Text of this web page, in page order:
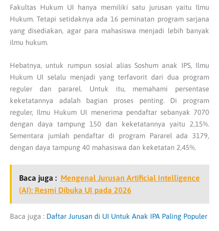
Fakultas Hukum UI hanya memiliki satu jurusan yaitu Ilmu
Hukum. Tetapi setidaknya ada 16 peminatan program sarjana
yang disediakan, agar para mahasiswa menjadi lebih banyak
ilmu hukum.
Hebatnya, untuk rumpun sosial alias Soshum anak IPS, Ilmu
Hukum UI selalu menjadi yang terfavorit dari dua program
reguler dan pararel. Untuk itu, memahami persentase
keketatannya adalah bagian proses penting. Di program
reguler, Ilmu Hukum UI menerima pendaftar sebanyak 7070
dengan daya tampung 150 dan keketatannya yaitu 2,15%.
Sementara jumlah pendaftar di program Pararel ada 3179,
dengan daya tampung 40 mahasiswa dan keketatan 2,45%.
Baca juga : Mengenal Jurusan Artificial Intelligence
(AI): Resmi Dibuka UI pada 2026
Baca juga : Daftar Jurusan di UI Untuk Anak IPA Paling Populer